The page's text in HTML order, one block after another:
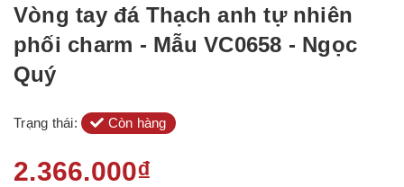
Vòng tay đá Thạch anh tự nhiên
phối charm - Mẫu VC0658 - Ngọc
Quý
Trạng thái: Còn hàng
2.366.000₫